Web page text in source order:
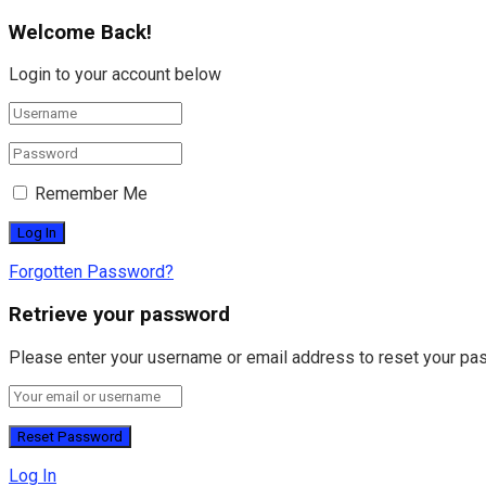
Welcome Back!
Login to your account below
Remember Me
Forgotten Password?
Retrieve your password
Please enter your username or email address to reset your
Log In